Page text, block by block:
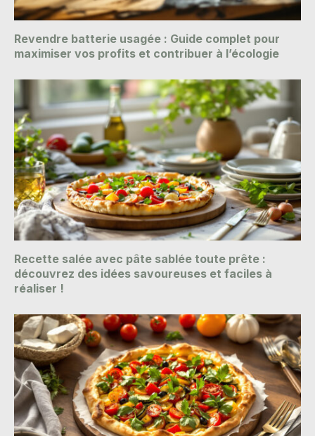
Revendre batterie usagée : Guide complet pour
maximiser vos profits et contribuer à l’écologie
Recette salée avec pâte sablée toute prête :
découvrez des idées savoureuses et faciles à
réaliser !